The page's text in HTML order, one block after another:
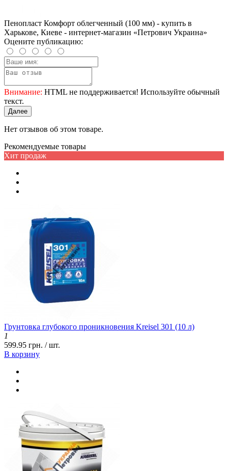
Пенопласт Комфорт облегченный (100 мм) - купить в
Харькове, Киеве - интернет-магазин «Петрович Украина»
Оцените публикацию:
Внимание: HTML не поддерживается! Используйте обычный
текст.
Далее
Нет отзывов об этом товаре.
Рекомендуемые товары
Хит продаж
Грунтовка глубокого проникновения Kreisel 301 (10 л)
1
599.95 грн. / шт.
В корзину